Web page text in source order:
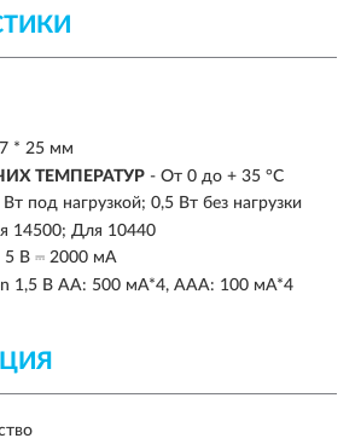
* 25 мм
ТЕМПЕРАТУР - От 0 до + 35 °C
под нагрузкой; 0,5 Вт без нагрузки
14500; Для 10440
5 В ⎓ 2000 мА
1,5 В АА: 500 мА*4, ААА: 100 мА*4